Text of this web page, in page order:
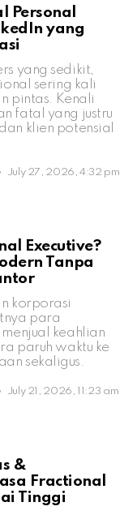
Personal
yang
yang sedikit,
sering kali
pintas. Kenali
fatal yang justru
klien potensial
July 27, 2026, 4:32 pm
Executive?
Tanpa
korporasi
para
keahlian
paruh waktu ke
sekaligus.
July 21, 2026, 11:23 am
&
Fractional
Tinggi